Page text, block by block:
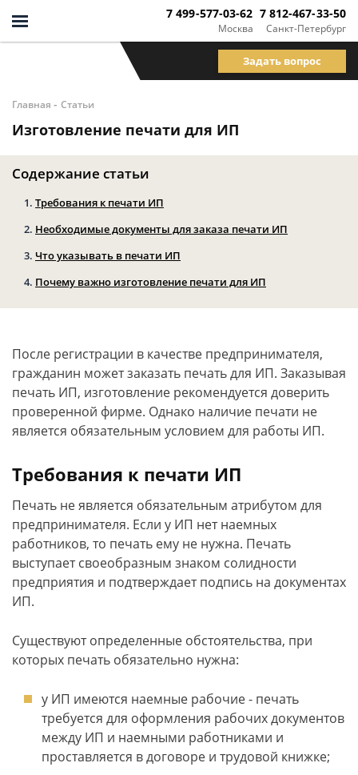
Москва
7 499-577-03-62
Санкт-Петербург
7 812-467-33-50
Задать вопрос
Главная - Статьи
Изготовление печати для ИП
Содержание статьи
Требования к печати ИП
Необходимые документы для заказа печати ИП
Что указывать в печати ИП
Почему важно изготовление печати для ИП
После регистрации в качестве предпринимателя,
гражданин может заказать печать для ИП. Заказывая
печать ИП, изготовление рекомендуется доверить
проверенной фирме. Однако наличие печати не
является обязательным условием для работы ИП.
Требования к печати ИП
Печать не является обязательным атрибутом для
предпринимателя. Если у ИП нет наемных
работников, то печать ему не нужна. Печать
выступает своеобразным знаком солидности
предприятия и подтверждает подпись на документах
ИП.
Существуют определенные обстоятельства, при
которых печать обязательно нужна:
у ИП имеются наемные рабочие - печать
требуется для оформления рабочих документов
между ИП и наемными работниками и
проставляется в договоре и трудовой книжке;